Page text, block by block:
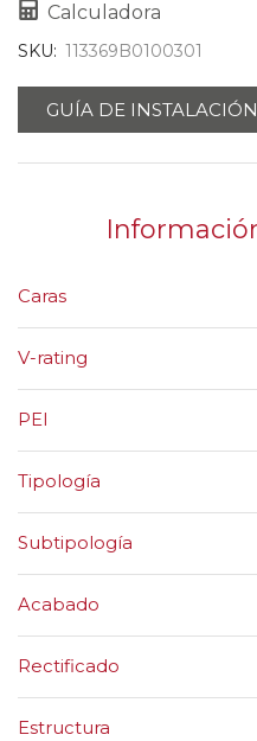
Calculadora
SKU: 113369B0100301
GUÍA DE INSTALACIÓN
Caras
V-rating
PEI
Tipología
Subtipología
Acabado
Rectificado
Estructura